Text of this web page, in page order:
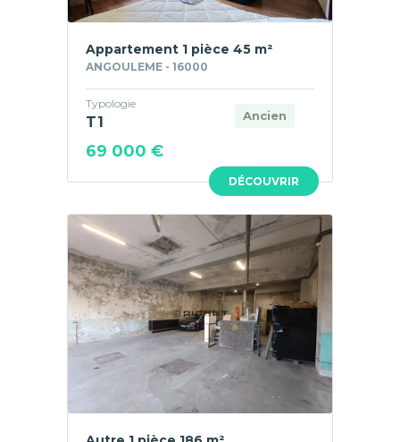
DÉCOUVRIR
Appartement 1 pièce 45 m²
ANGOULEME - 16000
Ancien
Typologie
T1
69 000 €